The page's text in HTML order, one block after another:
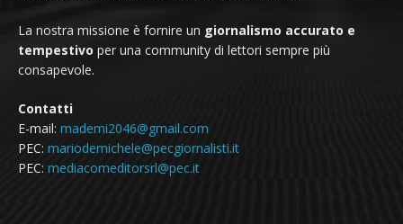
La nostra missione è fornire un giornalismo accurato e
tempestivo per una community di lettori sempre più
consapevole.
Contatti
E-mail: mademi2046@gmail.com
PEC: mariodemichele@pecgiornalisti.it
PEC: mediacomeditorsrl@pec.it